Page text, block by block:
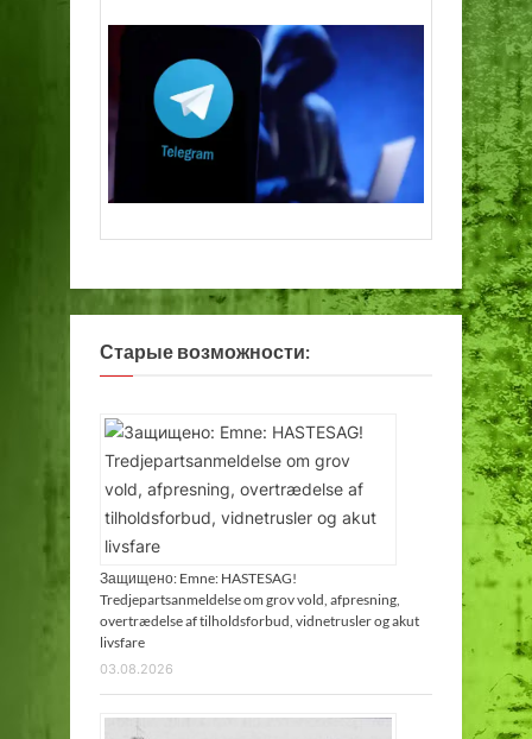
Старые возможности:
Защищено: Emne: HASTESAG!
Tredjepartsanmeldelse om grov vold, afpresning,
overtrædelse af tilholdsforbud, vidnetrusler og akut
livsfare
03.08.2026